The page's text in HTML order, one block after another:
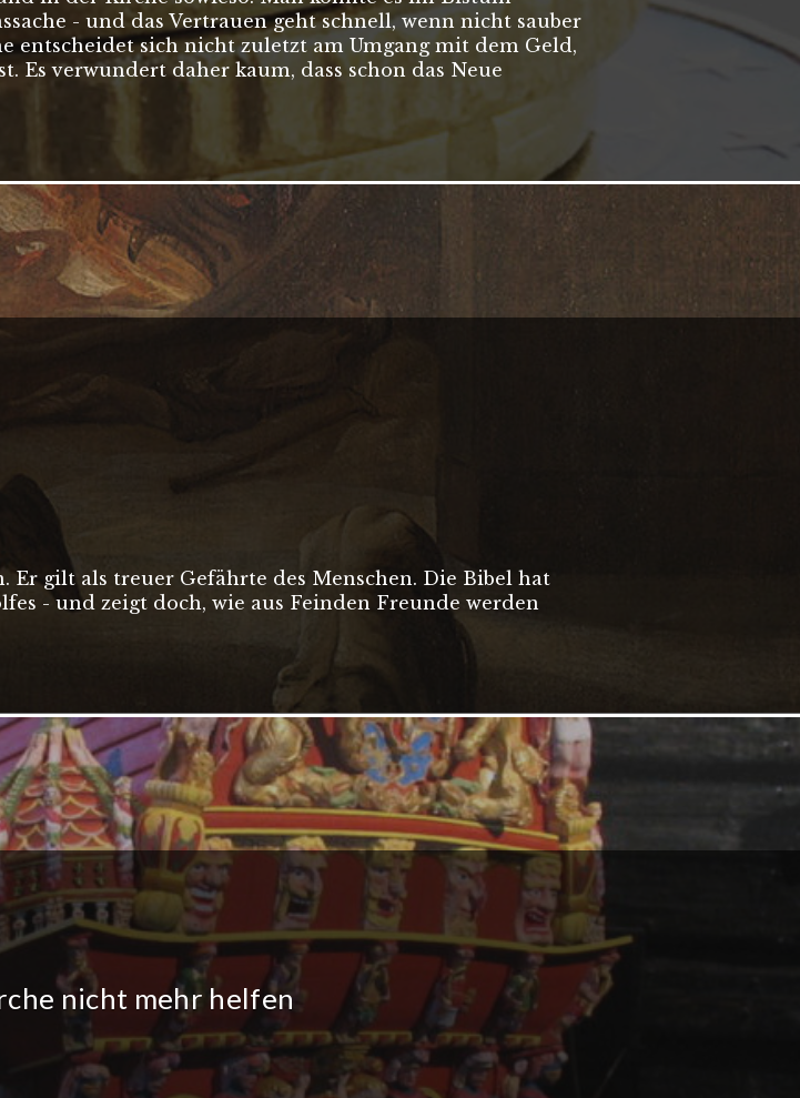
- und das Vertrauen geht schnell, wenn nicht sauber
entscheidet sich nicht zuletzt am Umgang mit dem Geld,
Es verwundert daher kaum, dass schon das Neue
Er gilt als treuer Gefährte des Menschen. Die Bibel hat
- und zeigt doch, wie aus Feinden Freunde werden
nicht mehr helfen